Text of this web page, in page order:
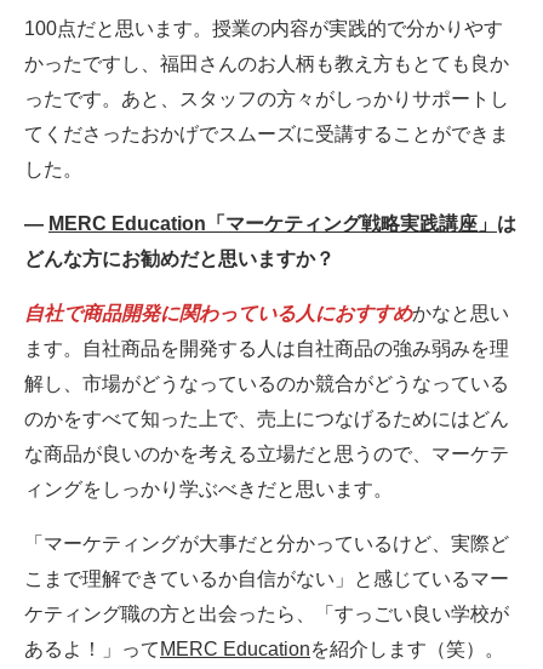
100点だと思います。授業の内容が実践的で分かりやす
かったですし、福田さんのお人柄も教え方もとても良か
ったです。あと、スタッフの方々がしっかりサポートし
てくださったおかげでスムーズに受講することができま
した。
― MERC Education「マーケティング戦略実践講座」 は
どんな方にお勧めだと思いますか？
自社で商品開発に関わっている人におすすめかなと思い
ます。自社商品を開発する人は自社商品の強み弱みを理
解し、市場がどうなっているのか競合がどうなっている
のかをすべて知った上で、売上につなげるためにはどん
な商品が良いのかを考える立場だと思うので、マーケテ
ィングをしっかり学ぶべきだと思います。
「マーケティングが大事だと分かっているけど、実際ど
こまで理解できているか自信がない」と感じているマー
ケティング職の方と出会ったら、「すっごい良い学校が
あるよ！」って MERC Educationを紹介します（笑）。